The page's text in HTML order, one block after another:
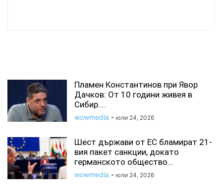
Пламен Константинов при Явор
Дачков: От 10 години живея в
Сибир....
wowmedia - юли 24, 2026
Шест държави от ЕС бламират 21-
вия пакет санкции, докато
германското общество...
wowmedia - юли 24, 2026